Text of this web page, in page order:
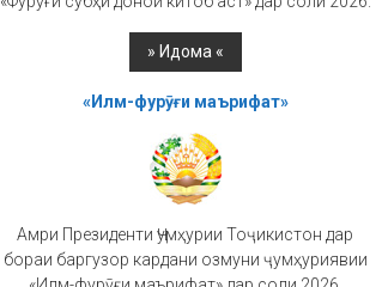
«Илм-фурӯғи маърифат»
Амри Президенти Ҷумҳурии Тоҷикистон дар
бораи баргузор кардани озмуни ҷумҳуриявии